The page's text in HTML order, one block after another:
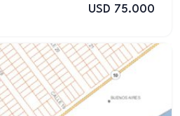
USD 75.000